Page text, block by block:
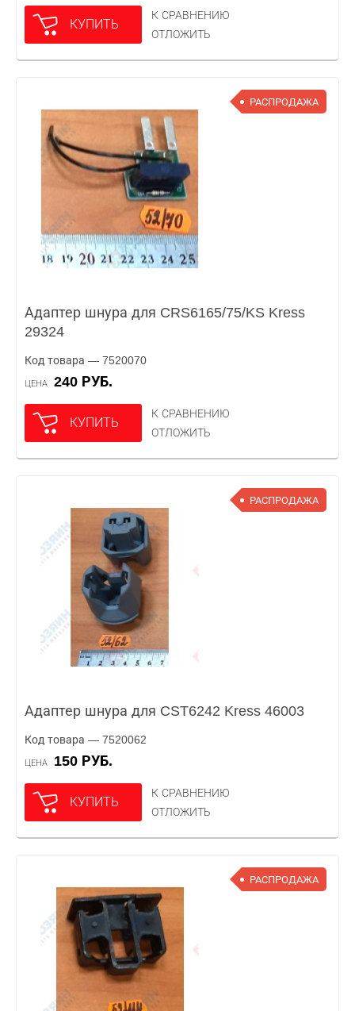
КУПИТЬ
К СРАВНЕНИЮ
ОТЛОЖИТЬ
РАСПРОДАЖА
Адаптер шнура для CRS6165/75/KS Kress
29324
Код товара — 7520070
ЦЕНА 240 РУБ.
КУПИТЬ
К СРАВНЕНИЮ
ОТЛОЖИТЬ
РАСПРОДАЖА
Адаптер шнура для CST6242 Kress 46003
Код товара — 7520062
ЦЕНА 150 РУБ.
КУПИТЬ
К СРАВНЕНИЮ
ОТЛОЖИТЬ
РАСПРОДАЖА